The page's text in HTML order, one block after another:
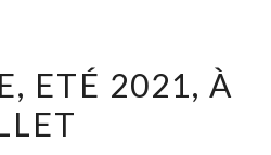
ETÉ 2021, À